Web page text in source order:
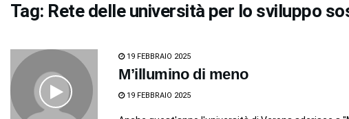
Tag: Rete delle università per lo sviluppo
19 FEBBRAIO 2025
M’illumino di meno
19 FEBBRAIO 2025